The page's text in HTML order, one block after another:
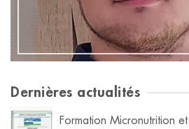
Dernières actualités
Formation Micronutrition